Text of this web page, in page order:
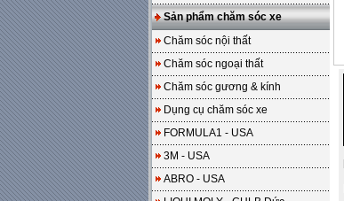
Sản phẩm chăm sóc xe
Chăm sóc nội thất
Chăm sóc ngoại thất
Chăm sóc gương & kính
Dụng cụ chăm sóc xe
FORMULA1 - USA
3M - USA
ABRO - USA